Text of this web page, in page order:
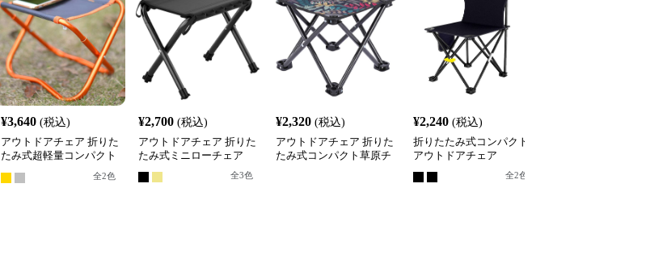
¥3,640 (税込)
アウトドアチェア 折りた
たみ式超軽量コンパクト
全2色
¥2,700 (税込)
アウトドアチェア 折りた
たみ式ミニローチェア
全3色
¥2,320 (税込)
アウトドアチェア 折りた
たみ式コンパクト草原チ
¥2,240 (税込)
折りたたみ式コンパクト
アウトドアチェア
全2色